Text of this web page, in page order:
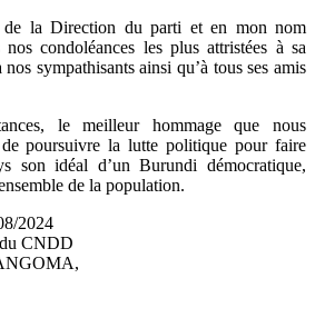
de la Direction du parti et en mon nom
condoléances les plus attristées à sa
sympathisants ainsi qu’à tous ses amis
le meilleur hommage que nous
poursuivre la lutte politique pour faire
son idéal d’un Burundi démocratique,
de la population.
2024
CNDD